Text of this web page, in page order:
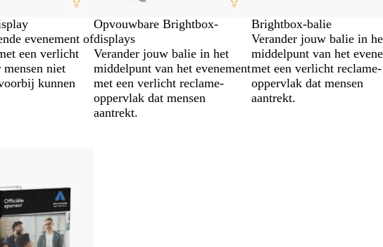
evenement of
een verlicht
niet
kunnen
Opvouwbare Brightbox-
displays
Verander jouw balie in het
middelpunt van het evenement
met een verlicht reclame-
oppervlak dat mensen
aantrekt.
Brightbox-balie
Verander jouw balie in
middelpunt van het
met een verlicht reclame-
oppervlak dat mensen
aantrekt.